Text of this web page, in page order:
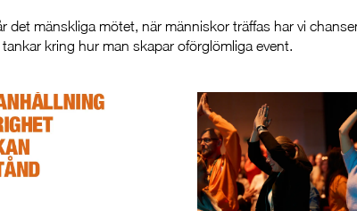
det mänskligamötet, när människor träffas har vi
tankar kring hur man skapar oförglömliga event.